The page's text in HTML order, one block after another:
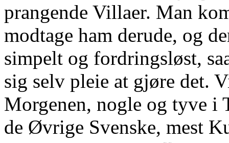
prangende Villaer. Man
modtage ham derude, og
simpelt og fordringsløst,
sig selv pleie at gjøre det.
Morgenen, nogle og tyve i
de Øvrige Svenske, mest